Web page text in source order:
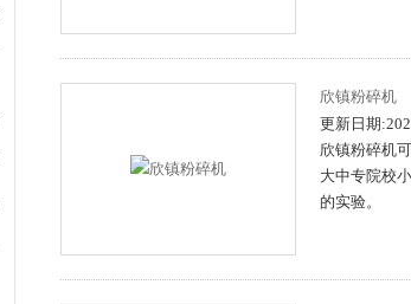
欣镇粉碎机
更新日期
欣镇粉碎机
大中专院校
的实验。